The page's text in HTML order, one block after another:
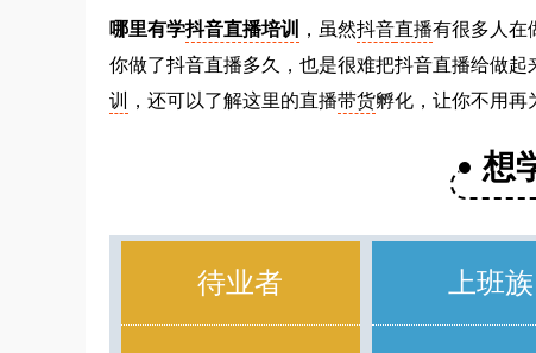
哪里有学抖音直播培训 ，虽然抖音直播有很多人在
你做了抖音直播多久，也是很难把抖音直播给做
训
，还可以了解这里的直播带货孵化，让你不用再
想
待业者 上班族